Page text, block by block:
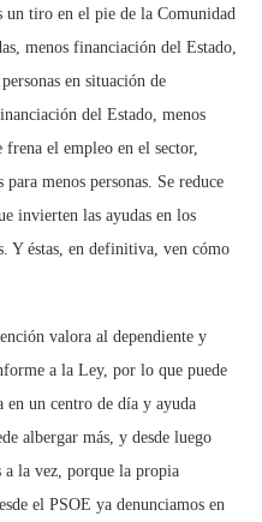
tiro en el pie de la Comunidad
menos financiación del Estado,
en situación de
del Estado, menos
frena el empleo en el sector,
menos personas. Se reduce
invierten las ayudas en los
Y éstas, en definitiva, ven cómo
valora al dependiente y
a la Ley, por lo que puede
en un centro de día y ayuda
albergar más, y desde luego
a la vez, porque la propia
el PSOE ya denunciamos en